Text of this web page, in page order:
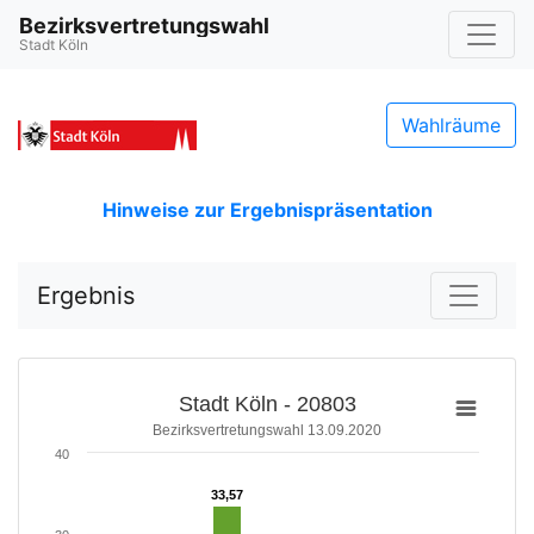
Bezirksvertretungswahl
Stadt Köln
Wahlräume
Hinweise zur Ergebnispräsentation
Ergebnis
Stadt Köln - 20803
Bezirksvertretungswahl 13.09.2020
33,57
33,57
40